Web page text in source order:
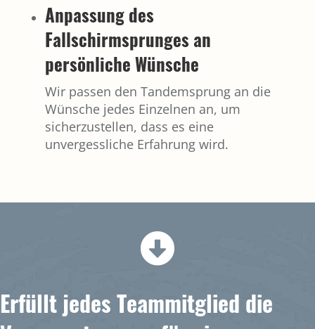
Anpassung des
Fallschirmsprunges an
persönliche Wünsche
Wir passen den Tandemsprung an die
Wünsche jedes Einzelnen an, um
sicherzustellen, dass es eine
unvergessliche Erfahrung wird.
Erfüllt jedes Teammitglied die